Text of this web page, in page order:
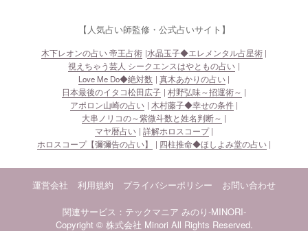
【人気占い師監修・公式占いサイト】
木下レオンの占い 帝王占術 水晶玉子◆エレメンタル占星術
視えちゃう芸人 シークエンスはやともの占い
Love Me Do◆絶対数
真木あかりの占い
日本最後のイタコ松田広子
村野弘味～招運術～
アポロン山崎の占い
木村藤子◆幸せの条件
大串ノリコの～紫微斗数と姓名判断～
マヤ暦占い
詳解ホロスコープ
ホロスコープ【彌彌告の占い】
四柱推命◆ほしよみ堂の占い
運営会社 利用規約 プライバシーポリシー お問い合わせ
関連サービス：テックマニア みのり-MINORI-
Copyright © 株式会社 Minori All Rights Reserved.